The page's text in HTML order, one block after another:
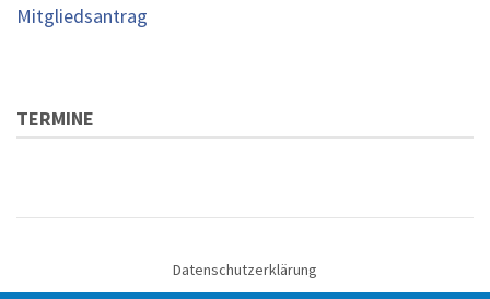
Mitgliedsantrag
TERMINE
Datenschutzerklärung